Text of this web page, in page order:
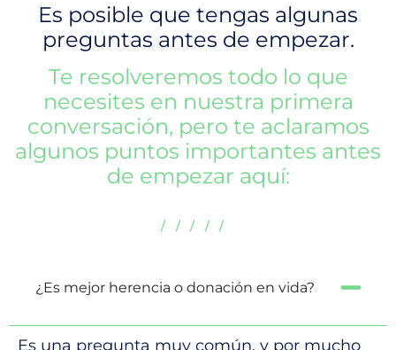
Es posible que tengas algunas
preguntas antes de empezar.
Te resolveremos todo lo que
necesites en nuestra primera
conversación, pero te aclaramos
algunos puntos importantes antes
de empezar aquí:
/////
¿Es mejor herencia o donación en vida?
Es una pregunta muy común, y por mucho